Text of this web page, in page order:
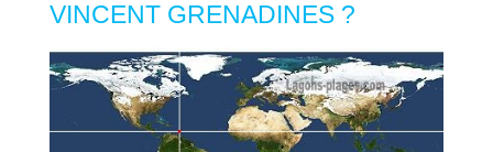
VINCENT GRENADINES ?